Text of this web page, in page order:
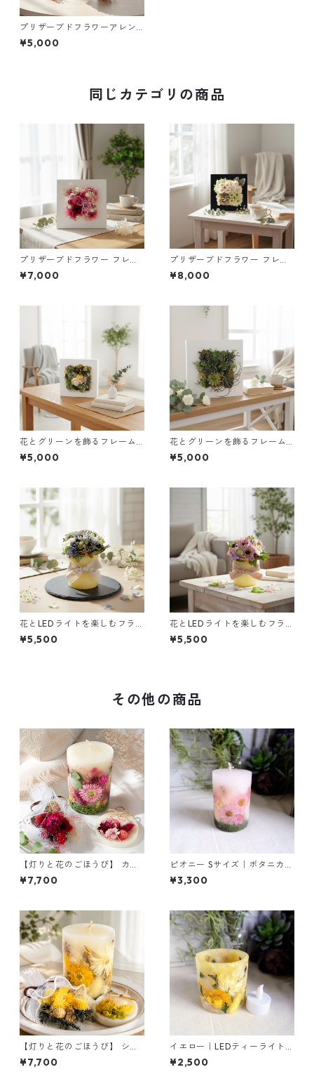
プリザーブドフラワーアレン
ジ（ピンク）｜インテリアギ
フトに
¥5,000
同じカテゴリの商品
プリザーブドフラワー フレー
ム（ホワイト）｜インテリア
ギフトに
¥7,000
プリザーブドフラワー フレー
ム（ブラック）｜インテリア
ギフトに
¥8,000
花とグリーンを飾るフレーム
（ホワイト＆グリーン）｜イ
ンテリアギフトに
¥5,000
花とグリーンを飾るフレーム
（グリーン）｜インテリアギ
フトに
¥5,000
花とLEDライトを楽しむフラワ
ーアレンジ（ブルー）｜イン
テリアギフトに
¥5,500
花とLEDライトを楽しむフラワ
ーアレンジ（ピンク）｜イン
テリアギフトに
¥5,500
その他の商品
【灯りと花のごほうび】 カベ
ルネ ｜ボタニカルキャンドル
ML＆サシェ＆ミニブーケ
¥7,700
ピオニー Sサイズ｜ボタニカル
キャンドル
¥3,300
【灯りと花のごほうび】 シャ
ンパン ｜ボタニカルキャンド
ルML＆サシェ＆ミニブーケ
¥7,700
イエロー｜LEDティーライト専
用ボタニカルキャンドルホル
ダー
¥2,500